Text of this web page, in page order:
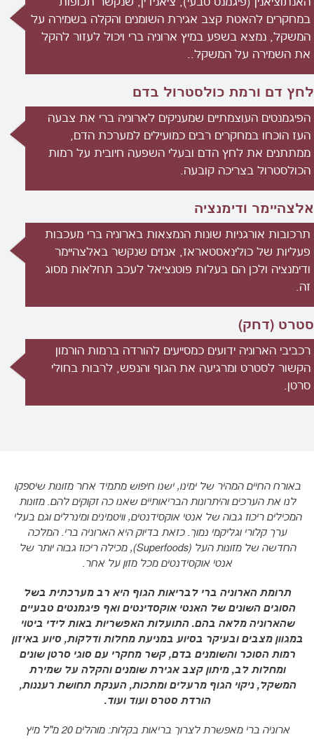
במחקרים להאטת קצב אגירת השומנים והקלה בשמירה על
המשקל, נמצא בשפע במיץ ארוניה ברי ויכול לעזור להקל
את השמירה על המשקל..
לחץ דם ורמת כולסטרול בדם
הפיגמנטים העוצמתיים שמעניקים לארוניה ברי את צבעה
העז הוכחו במחקרים רבים כמועילים למערכת הדם,
ממתתנים את לחץ הדם ובעלי השפעה חיובית על רמות
הכולסטרול בצריכה קובעה.
אלצהיימר ודימנציה
תרכובות אורגניות שונות הנמצאות בארוניה ברי מעכבות
פעליות של כולינאסטאראז, אנזים שנקשר באלצהיימר
ודימנציה ולכן הם בעלות פוטנציאל לעכב תחלאות מסוג
זה.
סטרט (דחק)
רכביבי הארוניה ידועים כמסייעים להורדה ברמות הורמון
הקשור לסטרט ומרגיעה את הגוף והנפש, לרבות בחולי
סרטן.
באורח החיים המהיר של ימינו, ישנו חיפוש מתמיד אחר מזונות שיספקו
לנו את הערכים והיתרונות הבריאותיים שאנו כה זקוקים להם. מזונות
המכילים ריכוז גבוה של אנטי אוקסידנטים, וויטמינים ומינרלים וגם בעלי
ערך קלורי וגליקמי נמוך. כזאת בדיוק היא הארוניה ברי. המלכה
החדשה של מזונות העל (Superfoods), מכילה ריכוז גבוה יותר של
אנטי אוקסידנטים מכל מזון על אחר.
תרומת הארוניה ברי לבריאות הגוף היא רב מערכתית בשל
הסוגים השונים של האנטי אוקסדינטים ואף פיגמנטים טבעיים
שהארוניה מלאה בהם. התועלות האפשריות באות לידי ביטוי
במגוון מצבים ובעיקר בסיוע במניעת מחלות ודלקות, סיוע באיזון
רמות הסוכר והשומנים בדם, קשר מחקרי עם סוגי סרטן שונים
ומחלות לב, מיתון קצב אגירת שומנים והקלה על שמירת
המשקל, ניקוי הגוף מרעלים ומתכות, הענקת תחושת רעננות,
הורדת סטרס ועוד ועוד.
ארוניה ברי מאפשרת לצרוך בריאות בקלות: מוהלים 20 מ"ל מיץ